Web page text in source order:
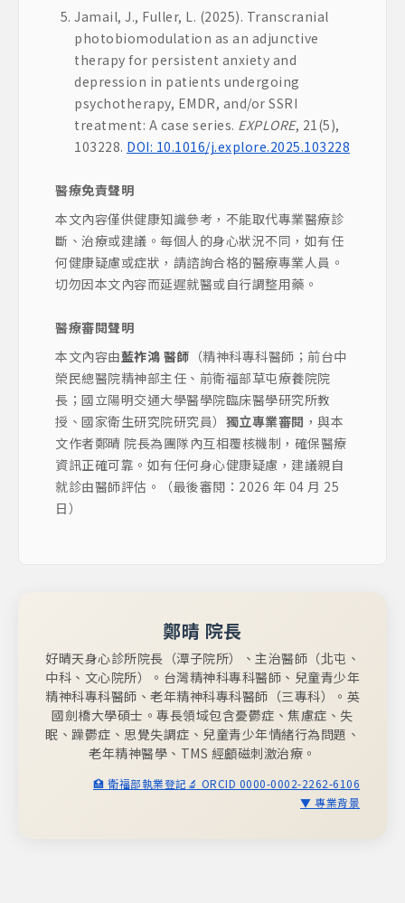
Jamail, J., Fuller, L. (2025). Transcranial
photobiomodulation as an adjunctive
therapy for persistent anxiety and
depression in patients undergoing
psychotherapy, EMDR, and/or SSRI
treatment: A case series. EXPLORE, 21(5),
103228. DOI: 10.1016/j.explore.2025.103228
醫療免責聲明
本文內容僅供健康知識參考，不能取代專業醫療診
斷、治療或建議。每個人的身心狀況不同，如有任
何健康疑慮或症狀，請諮詢合格的醫療專業人員。
切勿因本文內容而延遲就醫或自行調整用藥。
醫療審閱聲明
本文內容由藍祚鴻 醫師 （精神科專科醫師；前台中
榮民總醫院精神部主任、前衛福部草屯療養院院
長；國立陽明交通大學醫學院臨床醫學研究所教
授、國家衛生研究院研究員） 獨立專業審閱 ，與本
文作者鄭晴 院長為團隊內互相覆核機制，確保醫療
資訊正確可靠。如有任何身心健康疑慮，建議親自
就診由醫師評估。（最後審閱：2026 年 04 月 25
日）
鄭晴 院長
好晴天身心診所院長（潭子院所）、主治醫師（北屯、
中科、文心院所）。台灣精神科專科醫師、兒童青少年
精神科專科醫師、老年精神科專科醫師（三專科）。英
國劍橋大學碩士。專長領域包含憂鬱症、焦慮症、失
眠、躁鬱症、思覺失調症、兒童青少年情緒行為問題、
老年精神醫學、TMS 經顱磁刺激治療。
🏥 衛福部執業登記 🔬 ORCID 0000-0002-2262-6106
▼ 專業背景